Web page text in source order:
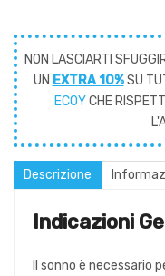
NON LASCIARTI
UN EXTRA 10%SU
ECOYCHE
Descrizione
Indicazioni
Il sonno è